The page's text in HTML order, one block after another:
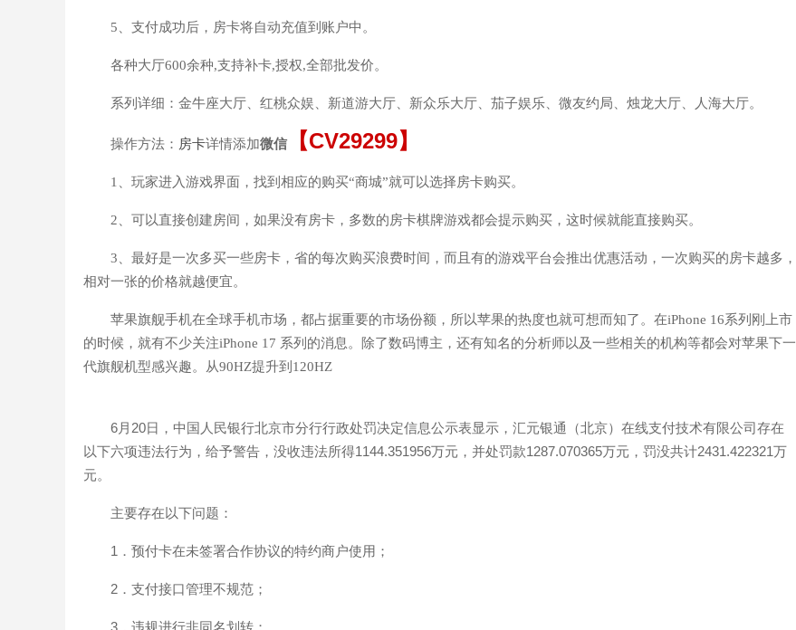
5、支付成功后，房卡将自动充值到账户中。
各种大厅600余种,支持补卡,授权,全部批发价。
系列详细：金牛座大厅、红桃众娱、新道游大厅、新众乐大厅、茄子娱乐、微友约局、烛龙大厅、人海大厅。
操作方法： 房卡详情添加微信 【CV29299】
1、玩家进入游戏界面，找到相应的购买“商城”就可以选择房卡购买。
2、可以直接创建房间，如果没有房卡，多数的房卡棋牌游戏都会提示购买，这时候就能直接购买。
3、最好是一次多买一些房卡，省的每次购买浪费时间，而且有的游戏平台会推出优惠活动，一次购买的房卡越多，
相对一张的价格就越便宜。
苹果旗舰手机在全球手机市场，都占据重要的市场份额，所以苹果的热度也就可想而知了。在iPhone 16系列刚上市
的时候，就有不少关注iPhone 17 系列的消息。除了数码博主，还有知名的分析师以及一些相关的机构等都会对苹果下一
代旗舰机型感兴趣。从90HZ提升到120HZ
6月20日，中国人民银行北京市分行行政处罚决定信息公示表显示，汇元银通（北京）在线支付技术有限公司存在
以下六项违法行为，给予警告，没收违法所得1144.351956万元，并处罚款1287.070365万元，罚没共计2431.422321万
元。
主要存在以下问题：
1．预付卡在未签署合作协议的特约商户使用；
2．支付接口管理不规范；
3．违规进行非同名划转；